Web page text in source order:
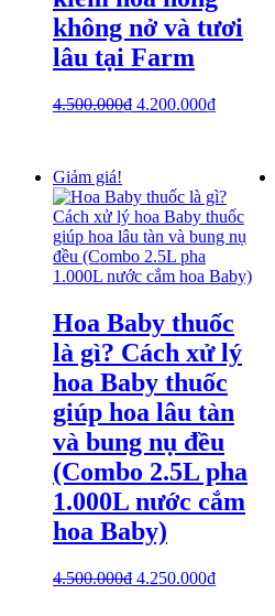
không nở và tươi
lâu tại Farm
4.500.000₫ 4.200.000₫
Giảm giá!
Hoa Baby thuốc
là gì? Cách xử lý
hoa Baby thuốc
giúp hoa lâu tàn
và bung nụ đều
(Combo 2.5L pha
1.000L nước cắm
hoa Baby)
4.500.000₫ 4.250.000₫